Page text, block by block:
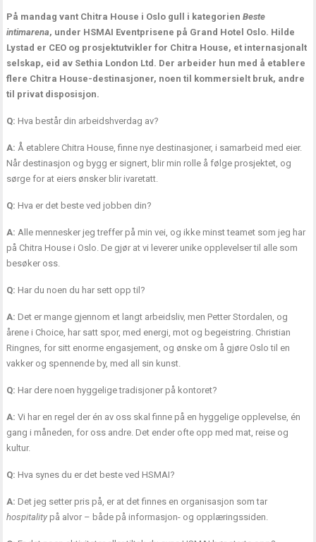
På mandag vant Chitra House i Oslo gull i kategorienBeste
intimarena, under HSMAI Eventprisene på Grand Hotel Oslo. Hilde
Lystad er CEO og prosjektutvikler for Chitra House, et internasjonalt
selskap, eid av Sethia London Ltd. Der arbeider hun med å etablere
flere Chitra House-destinasjoner, noen til kommersielt bruk, andre
til privat disposisjon.
Q: Hva består din arbeidshverdag av?
A: Å etablere Chitra House, finne nye destinasjoner, i samarbeid med eier.
Når destinasjon og bygg er signert, blir min rolle å følge prosjektet, og
sørge for at eiers ønsker blir ivaretatt.
Q: Hva er det beste ved jobben din?
A: Alle mennesker jeg treffer på min vei, og ikke minst teamet som jeg har
på Chitra House i Oslo. De gjør at vi leverer unike opplevelser til alle som
besøker oss.
Q: Har du noen du har sett opp til?
A: Det er mange gjennom et langt arbeidsliv, men Petter Stordalen, og
årene i Choice, har satt spor, med energi, mot og begeistring. Christian
Ringnes, for sitt enorme engasjement, og ønske om å gjøre Oslo til en
vakker og spennende by, med all sin kunst.
Q: Har dere noen hyggelige tradisjoner på kontoret?
A: Vi har en regel der én av oss skal finne på en hyggelige opplevelse, én
gang i måneden, for oss andre. Det ender ofte opp med mat, reise og
kultur.
Q: Hva synes du er det beste ved HSMAI?
A: Det jeg setter pris på, er at det finnes en organisasjon som tar
hospitality på alvor – både på informasjon- og opplæringssiden.